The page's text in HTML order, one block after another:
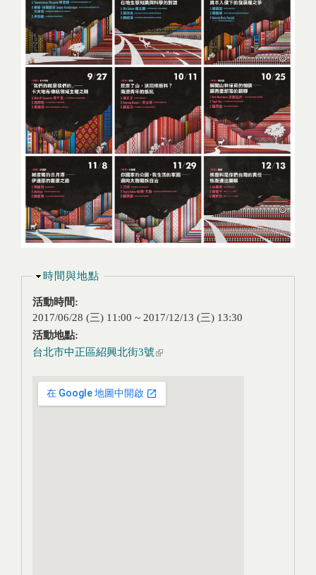
隱藏
時間與地點
活動時間:
2017/06/28 (三) 11:00 ~ 2017/12/13 (三) 13:30
活動地點:
台北市中正區紹興北街3號(link is external)